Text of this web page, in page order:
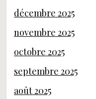
décembre 2025
novembre 2025
octobre 2025
septembre 2025
août 2025